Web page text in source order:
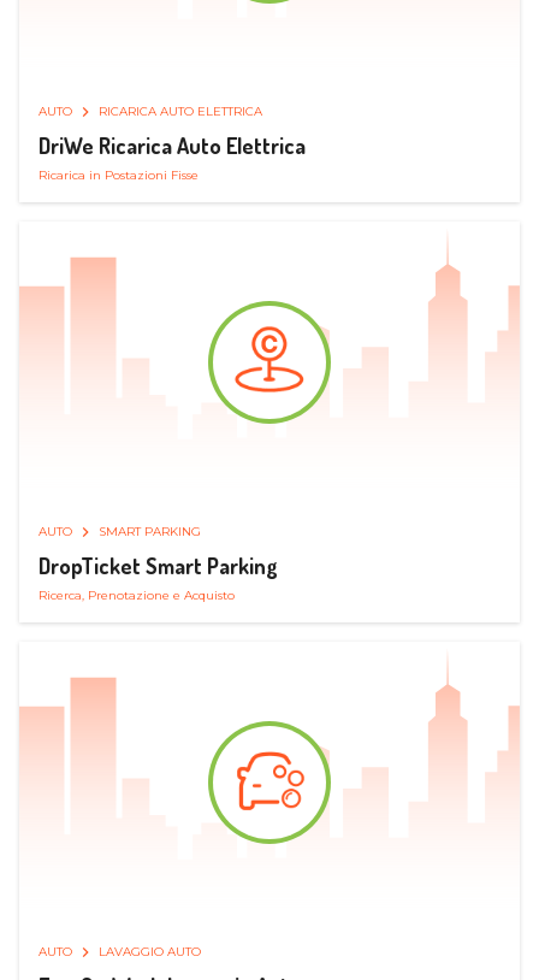
AUTO RICARICA AUTO ELETTRICA
DriWe Ricarica Auto Elettrica
Ricarica in Postazioni Fisse
AUTO SMART PARKING
DropTicket Smart Parking
Ricerca, Prenotazione e Acquisto
AUTO LAVAGGIO AUTO